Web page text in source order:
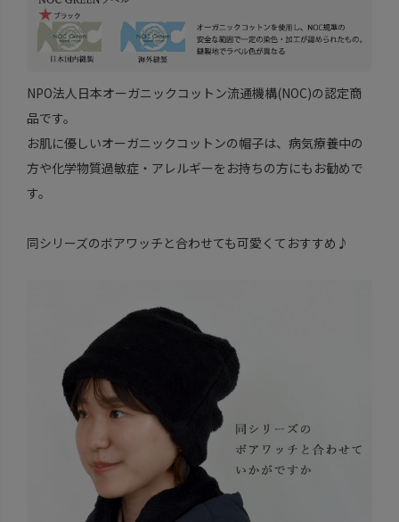
NPO法人日本オーガニックコットン流通機構(NOC)の認定商
品です。
お肌に優しいオーガニックコットンの帽子は、病気療養中の
方や化学物質過敏症・アレルギーをお持ちの方にもお勧めで
す。
同シリーズのボアワッチと合わせても可愛くておすすめ♪